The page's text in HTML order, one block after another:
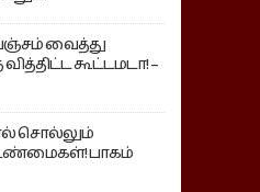
வைத்து
கூட்டமடா! –
சொல்லும்
பாகம்